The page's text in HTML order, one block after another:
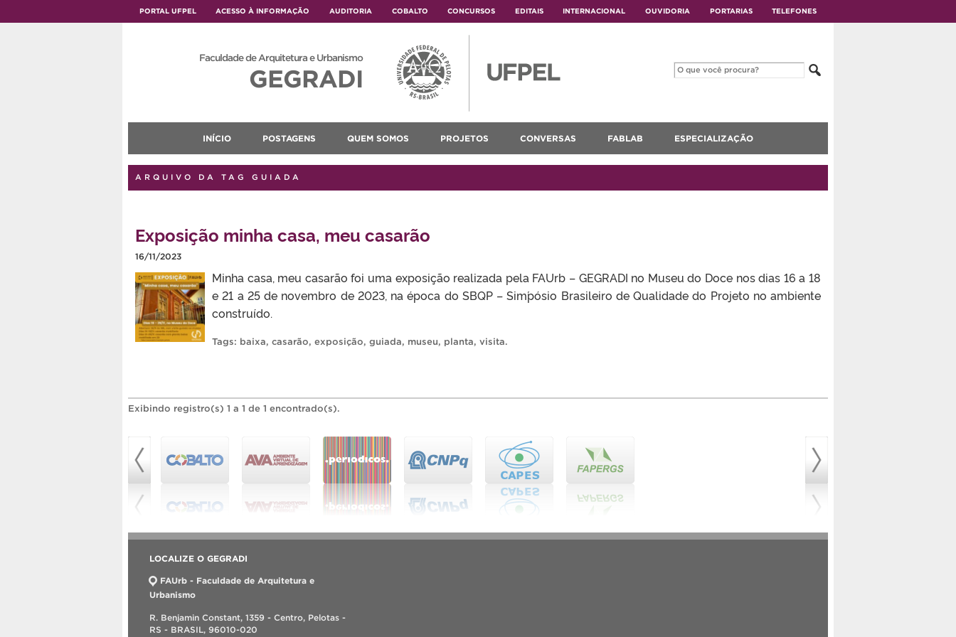
PORTAL UFPEL ACESSO À INFORMAÇÃO AUDITORIA COBALTO CONCURSOS EDITAIS INTERNACIONAL OUVIDORIA PORTARIAS TELEFONES
Faculdade de Arquitetura e Urbanismo
GEGRADI
INÍCIO POSTAGENS QUEM SOMOS PROJETOS CONVERSAS FABLAB ESPECIALIZAÇÃO
ARQUIVO DA TAG GUIADA
Exposição minha casa, meu casarão
16/11/2023
Minha casa, meu casarão foi uma exposição realizada pela FAUrb – GEGRADI no Museu do Doce nos dias 16 a 18
e 21 a 25 de novembro de 2023, na época do SBQP – Sim´pósio Brasileiro de Qualidade do Projeto no ambiente
construído.
Tags: baixa, casarão, exposição, guiada, museu, planta, visita.
Exibindo registro(s) 1 a 1 de 1 encontrado(s).
LOCALIZE O GEGRADI
FAUrb - Faculdade de Arquitetura e
Urbanismo
R. Benjamin Constant, 1359 - Centro, Pelotas -
RS - BRASIL, 96010-020